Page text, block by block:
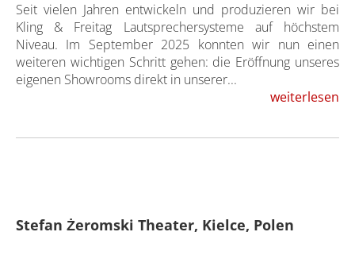
Seit vielen Jahren entwickeln und produzieren wir bei
Kling & Freitag Lautsprechersysteme auf höchstem
Niveau. Im September 2025 konnten wir nun einen
weiteren wichtigen Schritt gehen: die Eröffnung unseres
eigenen Showrooms direkt in unserer...
weiterlesen
Stefan Żeromski Theater, Kielce, Polen